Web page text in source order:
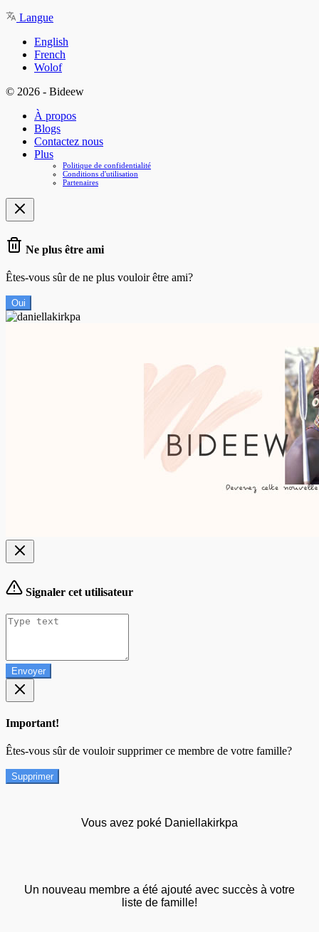
Langue
English
French
Wolof
© 2026 - Bideew
À propos
Blogs
Contactez nous
Plus
Politique de confidentialité
Conditions d'utilisation
Partenaires
Ne plus être ami
Êtes-vous sûr de ne plus vouloir être ami?
Oui
Signaler cet utilisateur
Envoyer
Important!
Êtes-vous sûr de vouloir supprimer ce membre de votre famille?
Supprimer
Vous avez poké Daniellakirkpa
Un nouveau membre a été ajouté avec succès à votre
liste de famille!